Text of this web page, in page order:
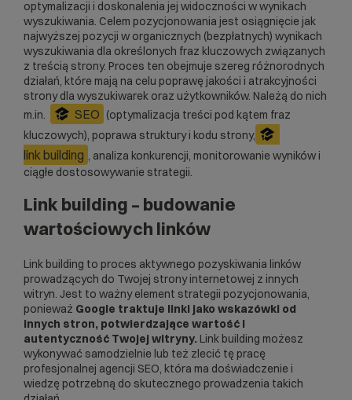
optymalizacji i doskonalenia jej widoczności w wynikach
wyszukiwania. Celem pozycjonowania jest osiągnięcie jak
najwyższej pozycji w organicznych (bezpłatnych) wynikach
wyszukiwania dla określonych fraz kluczowych związanych
z treścią strony. Proces ten obejmuje szereg różnorodnych
działań, które mają na celu poprawę jakości i atrakcyjności
strony dla wyszukiwarek oraz użytkowników. Należą do nich
m.in.
SEO (optymalizacja treści pod kątem fraz
kluczowych), poprawa struktury i kodu strony,
link building , analiza konkurencji, monitorowanie wyników i
ciągłe dostosowywanie strategii.
Link building – budowanie
wartościowych linków
Link building to proces aktywnego pozyskiwania linków
prowadzących do Twojej strony internetowej z innych
witryn. Jest to ważny element strategii pozycjonowania,
ponieważ Google traktuje linki jako wskazówki od
innych stron, potwierdzające wartość i
autentyczność Twojej witryny. Link building możesz
wykonywać samodzielnie lub też zlecić tę pracę
profesjonalnej agencji SEO, która ma doświadczenie i
wiedzę potrzebną do skutecznego prowadzenia takich